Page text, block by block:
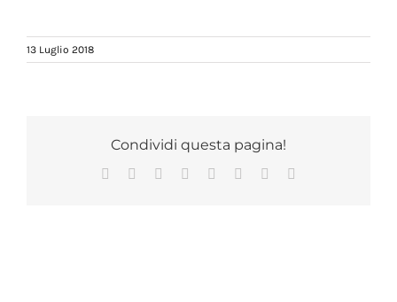
13 Luglio 2018
Condividi questa pagina!
Facebook Reddit LinkedIn
TumblrPinterest